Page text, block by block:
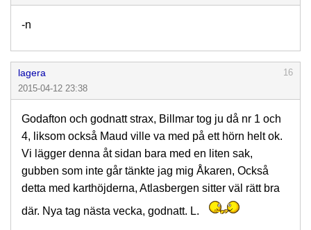
-n
lagera
16
2015-04-12 23:38
Godafton och godnatt strax, Billmar tog ju då nr 1 och
4, liksom också Maud ville va med på ett hörn helt ok.
Vi lägger denna åt sidan bara med en liten sak,
gubben som inte går tänkte jag mig Åkaren, Också
detta med karthöjderna, Atlasbergen sitter väl rätt bra
där. Nya tag nästa vecka, godnatt. L.